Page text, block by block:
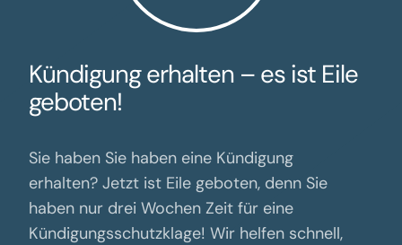
Kündigung erhalten – es ist Eile
geboten!
Sie haben Sie haben eine Kündigung
erhalten? Jetzt ist Eile geboten, denn Sie
haben nur drei Wochen Zeit für eine
Kündigungsschutzklage! Wir helfen schnell,